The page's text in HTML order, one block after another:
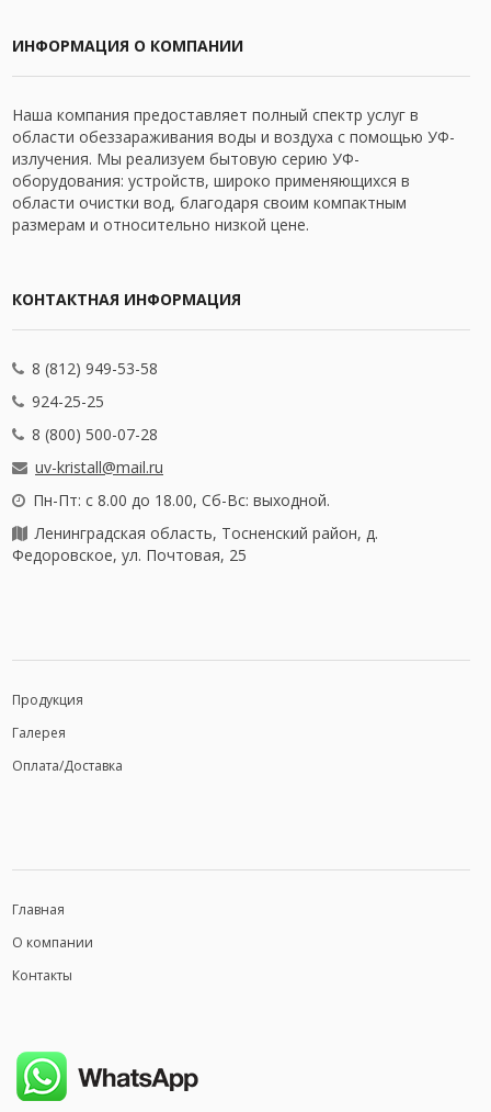
ИНФОРМАЦИЯ О КОМПАНИИ
Наша компания предоставляет полный спектр услуг в
области обеззараживания воды и воздуха с помощью УФ-
излучения. Мы реализуем бытовую серию УФ-
оборудования: устройств, широко применяющихся в
области очистки вод, благодаря своим компактным
размерам и относительно низкой цене.
КОНТАКТНАЯ ИНФОРМАЦИЯ
8 (812) 949-53-58
924-25-25
8 (800) 500-07-28
uv-kristall@mail.ru
Пн-Пт: с 8.00 до 18.00, Сб-Вс: выходной.
Ленинградская область, Тосненский район, д.
Федоровское, ул. Почтовая, 25
Продукция
Галерея
Оплата/Доставка
Главная
О компании
Контакты